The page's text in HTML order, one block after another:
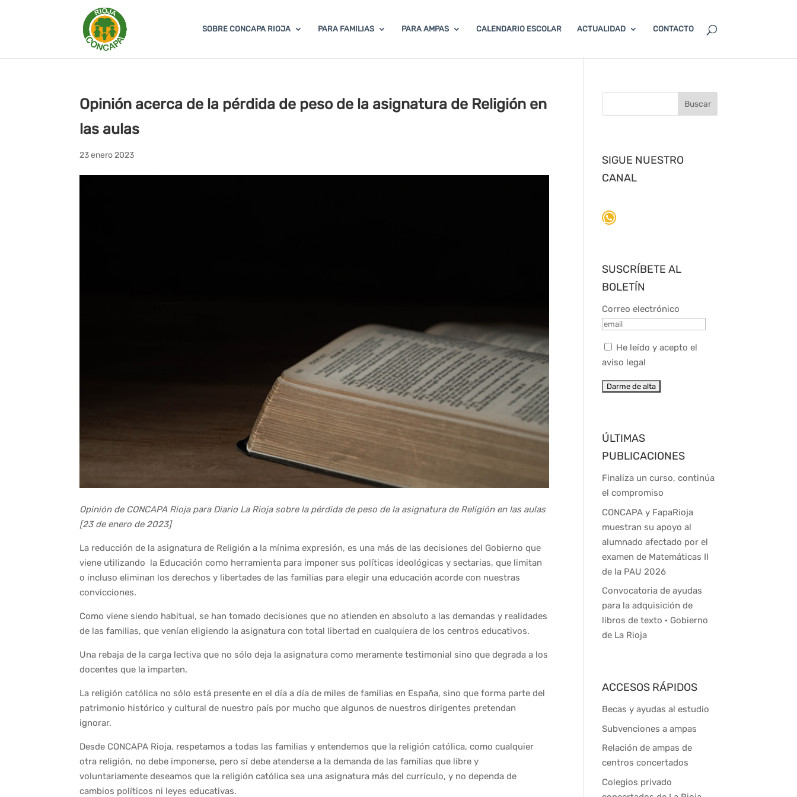
SOBRE CONCAPA RIOJA PARA FAMILIAS PARA AMPAS CALENDARIO ESCOLAR ACTUALIDAD CONTACTO
Opinión acerca de la pérdida de peso de la asignatura de Religión en
las aulas
23 enero 2023
Opinión de CONCAPA Rioja para Diario La Rioja sobre la pérdida de peso de la asignatura de Religión en las aulas
[23 de enero de 2023]
La reducción de la asignatura de Religión a la mínima expresión, es una más de las decisiones del Gobierno que
viene utilizando la Educación como herramienta para imponer sus políticas ideológicas y sectarias, que limitan
o incluso eliminan los derechos y libertades de las familias para elegir una educación acorde con nuestras
convicciones.
Como viene siendo habitual, se han tomado decisiones que no atienden en absoluto a las demandas y realidades
de las familias, que venían eligiendo la asignatura con total libertad en cualquiera de los centros educativos.
Una rebaja de la carga lectiva que no sólo deja la asignatura como meramente testimonial sino que degrada a los
docentes que la imparten.
La religión católica no sólo está presente en el día a día de miles de familias en España, sino que forma parte del
patrimonio histórico y cultural de nuestro país por mucho que algunos de nuestros dirigentes pretendan
ignorar.
Desde CONCAPA Rioja, respetamos a todas las familias y entendemos que la religión católica, como cualquier
otra religión, no debe imponerse, pero sí debe atenderse a la demanda de las familias que libre y
voluntariamente deseamos que la religión católica sea una asignatura más del currículo, y no dependa de
cambios políticos ni leyes educativas.
SIGUE NUESTRO
CANAL
WhatsApp
SUSCRÍBETE AL
BOLETÍN
Correo electrónico
He leído y acepto el
aviso legal
ÚLTIMAS
PUBLICACIONES
Finaliza un curso, continúa
el compromiso
CONCAPA y FapaRioja
muestran su apoyo al
alumnado afectado por el
examen de Matemáticas II
de la PAU 2026
Convocatoria de ayudas
para la adquisición de
libros de texto · Gobierno
de La Rioja
ACCESOS RÁPIDOS
Becas y ayudas al estudio
Subvenciones a ampas
Relación de ampas de
centros concertados
Colegios privado